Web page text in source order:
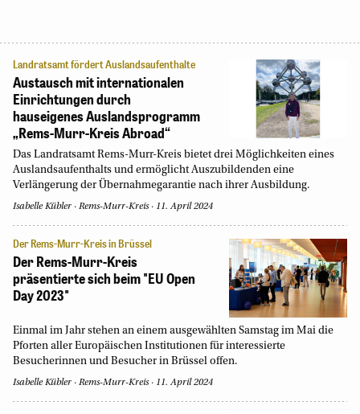
Landratsamt fördert Auslandsaufenthalte
Austausch mit internationalen
Einrichtungen durch
hauseigenes Auslandsprogramm
„Rems-Murr-Kreis Abroad“
Das Landratsamt Rems-Murr-Kreis bietet drei Möglichkeiten eines
Auslandsaufenthalts und ermöglicht Auszubildenden eine
Verlängerung der Übernahmegarantie nach ihrer Ausbildung.
Isabelle Kübler Rems-Murr-Kreis 11. April 2024
Der Rems-Murr-Kreis in Brüssel
Der Rems-Murr-Kreis
präsentierte sich beim "EU Open
Day 2023"
Einmal im Jahr stehen an einem ausgewählten Samstag im Mai die
Pforten aller Europäischen Institutionen für interessierte
Besucherinnen und Besucher in Brüssel offen.
Isabelle Kübler Rems-Murr-Kreis 11. April 2024